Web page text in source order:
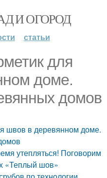
И ОГОРОД
статьи
для
доме.
домов
швов в деревянном доме.
утепляться! Поговорим
«Теплый шов»